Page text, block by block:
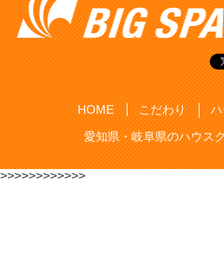
HOME こだわり
愛知県・岐阜県のハウス
>>>>>>>>>>>>